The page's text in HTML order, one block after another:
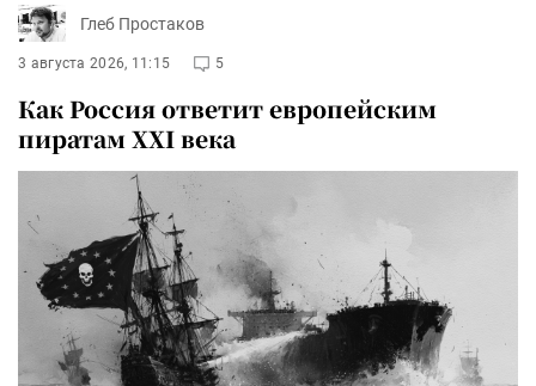
Глеб Простаков
3 августа 2026, 11:15 5
Как Россия ответит европейским
пиратам XXI века